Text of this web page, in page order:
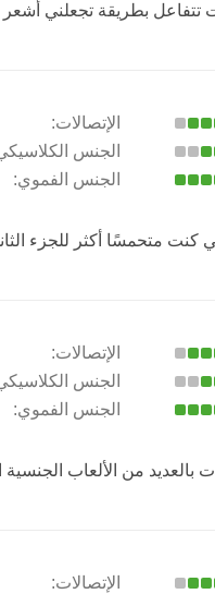
بطريقة تجعلني أشعر
الإتصالات:
الجنس
الجنس الفموي:
كنت متحمسًا أكثر للجزء
الإتصالات:
الجنس
الجنس الفموي:
بالعديد من الألعاب
الإتصالات: